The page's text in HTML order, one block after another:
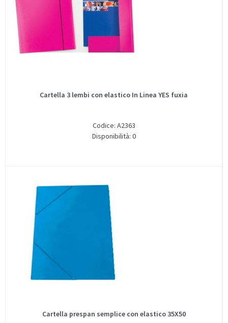
Cartella 3 lembi con elastico In Linea YES fuxia
Codice: A2363
Disponibilità: 0
Cartella prespan semplice con elastico 35X50